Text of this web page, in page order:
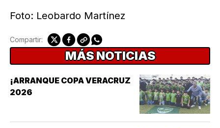
Foto: Leobardo Martínez
Compartir:
MÁS NOTICIAS
¡ARRANQUE COPA VERACRUZ
2026